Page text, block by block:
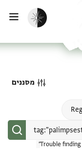
הפעלת מצב כהה
Trouble finding
מסננים